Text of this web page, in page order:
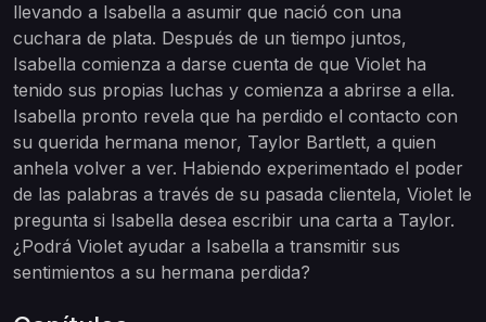
llevando a Isabella a asumir que nació con una
cuchara de plata. Después de un tiempo juntos,
Isabella comienza a darse cuenta de que Violet ha
tenido sus propias luchas y comienza a abrirse a ella.
Isabella pronto revela que ha perdido el contacto con
su querida hermana menor, Taylor Bartlett, a quien
anhela volver a ver. Habiendo experimentado el poder
de las palabras a través de su pasada clientela, Violet le
pregunta si Isabella desea escribir una carta a Taylor.
¿Podrá Violet ayudar a Isabella a transmitir sus
sentimientos a su hermana perdida?